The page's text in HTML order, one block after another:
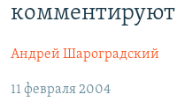
содержанию
навигации
КУЛЬТУРА
IDEL.РЕАЛИИ
комментируют
Андрей Шароградский
11 февраля 2004